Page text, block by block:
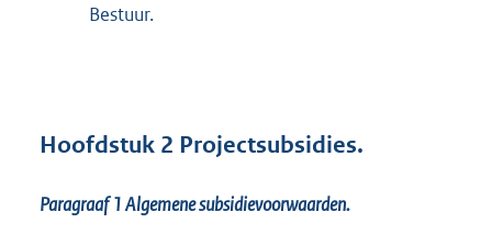
Bestuur.
Hoofdstuk 2 Projectsubsidies.
Paragraaf 1Algemene subsidievoorwaarden.